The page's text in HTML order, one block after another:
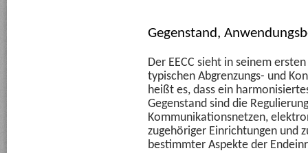
Gegenstand,
Der EECC sieht in seinem
typischen Abgrenzungs- und
heißt es, dass ein
Gegenstand sind die
Kommunikationsnetzen,
zugehöriger Einrichtungen und
bestimmter Aspekte der